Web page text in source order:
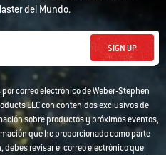
del Mundo.
SIGN UP
correo electrónico de Weber-Stephen
LLC con contenidos exclusivos de
sobre productos y próximos eventos,
que he proporcionado como parte
revisar el correo electrónico que